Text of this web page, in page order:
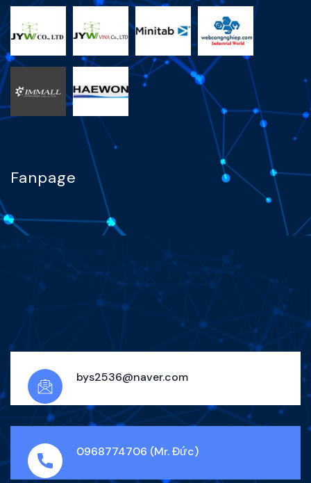
Fanpage
bys2536@naver.com
0968774706 (Mr. Đức)